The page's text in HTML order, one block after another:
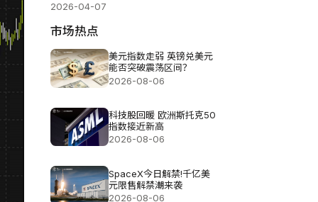
2026-04-07
市场热点
美元指数走弱 英镑兑美元
能否突破震荡区间？
2026-08-06
科技股回暖 欧洲斯托克50
指数接近新高
2026-08-06
SpaceX今日解禁!千亿美
元限售解禁潮来袭
2026-08-06